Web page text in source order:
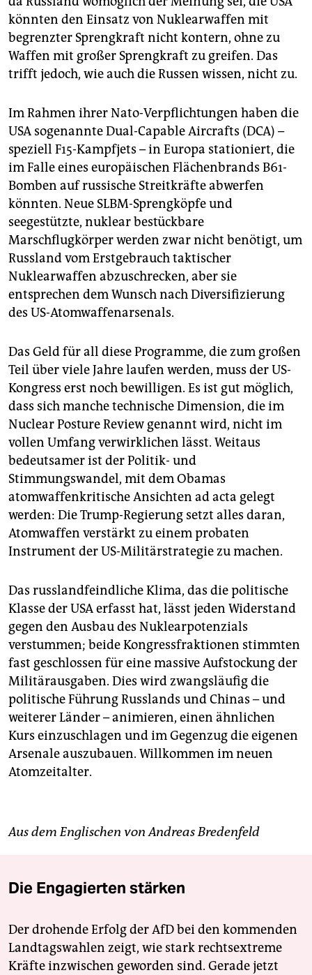
könnten den Einsatz von Nuklearwaffen mit
begrenzter Sprengkraft nicht kontern, ohne zu
Waffen mit großer Sprengkraft zu greifen. Das
trifft jedoch, wie auch die Russen wissen, nicht zu.
Im Rahmen ihrer Nato-Verpflichtungen haben die
USA sogenannte Dual-Capable Aircrafts (DCA) –
speziell F15-Kampfjets – in Europa stationiert, die
im Falle eines europäischen Flächenbrands B61-
Bomben auf russische Streitkräfte abwerfen
könnten. Neue SLBM-Sprengköpfe und
seegestützte, nuklear bestückbare
Marschflugkörper werden zwar nicht benötigt, um
Russland vom Erstgebrauch taktischer
Nuklearwaffen abzuschrecken, aber sie
entsprechen dem Wunsch nach Diversifizierung
des US-Atomwaffenarsenals.
Das Geld für all diese Programme, die zum großen
Teil über viele Jahre laufen werden, muss der US-
Kongress erst noch bewilligen. Es ist gut möglich,
dass sich manche technische Dimension, die im
Nuclear Posture Review genannt wird, nicht im
vollen Umfang verwirklichen lässt. Weitaus
bedeutsamer ist der Politik- und
Stimmungswandel, mit dem Obamas
atomwaffenkritische Ansichten ad acta gelegt
werden: Die Trump-Regierung setzt alles daran,
Atomwaffen verstärkt zu einem probaten
Instrument der US-Militärstrategie zu machen.
Das russlandfeindliche Klima, das die politische
Klasse der USA erfasst hat, lässt jeden Widerstand
gegen den Ausbau des Nuklearpotenzials
verstummen; beide Kongressfraktionen stimmten
fast geschlossen für eine massive Aufstockung der
Militärausgaben. Dies wird zwangsläufig die
politische Führung Russlands und Chinas – und
weiterer Länder – animieren, einen ähnlichen
Kurs einzuschlagen und im Gegenzug die eigenen
Arsenale auszubauen. Willkommen im neuen
Atomzeitalter.
Aus dem Englischen von Andreas Bredenfeld
Die Engagierten stärken
Der drohende Erfolg der AfD bei den kommenden
Landtagswahlen zeigt, wie stark rechtsextreme
Kräfte inzwischen geworden sind. Gerade jetzt